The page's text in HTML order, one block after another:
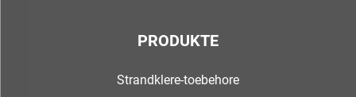
PRODUKTE
Strandklere-toebehore